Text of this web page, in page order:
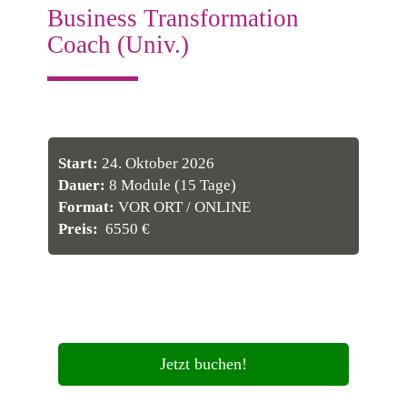
Business Transformation
Coach (Univ.)
Start: 24. Oktober 2026
Dauer: 8 Module (15 Tage)
Format: VOR ORT / ONLINE
Preis: 6550 €
Jetzt buchen!